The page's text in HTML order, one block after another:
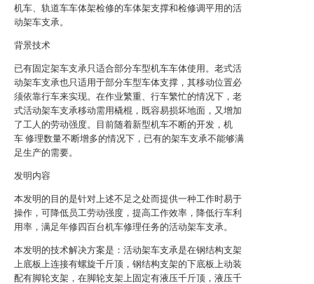
机车、轨道车车体架检修的车体架支撑和检修调平用的活
动架车支承。
背景技术
已有固定架车支承只适合部分车型机车车体使用。老式活
动架车支承也只适用于部分车型车体支撑，其移动位置必
须依靠行车来实现。在作业繁重、行车繁忙的情况下，老
式活动架车支承移动需用橇棍，既容易损坏地面，又增加
了工人的劳动强度。目前随着新型机车不断的开发，机
车 修理数量不断增多的情况下，已有的架车支承不能够满
足生产的需要。
发明内容
本发明的目的是针对上述不足之处而提供一种工作时易于
操作，可降低员工劳动强度，提高工作效率，降低行车利
用率，满足年修四百台机车修理任务的活动架车支承。
本发明的技术解决方案是：活动架车支承是在钢结构支架
上底板上连接有螺旋千斤顶，钢结构支架的下底板上动装
配有脚轮支架，在脚轮支架上固定有液压千斤顶，液压千